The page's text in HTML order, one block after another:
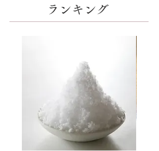
​ランキング